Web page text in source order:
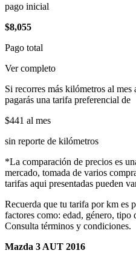
pago inicial
$8,055
Pago total
Ver completo
Si recorres más kilómetros al
pagarás una tarifa preferencial de
$441 al mes
sin reporte de kilómetros
*La comparación de precios es
mercado, tomada de varios
tarifas aqui presentadas pueden
Recuerda que tu tarifa por km es
factores como: edad, género, tipo
Consulta términos y condiciones.
Mazda 3 AUT 2016